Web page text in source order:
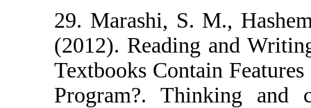
29. Marashi,
(2012).
Textbooks
Program?.